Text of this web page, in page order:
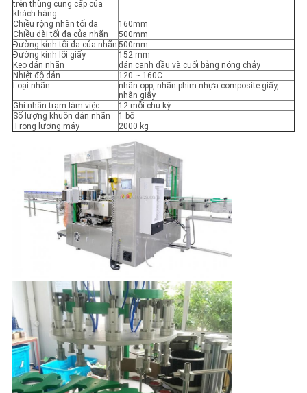
trên thùng cung cấp của
khách hàng
Chiều rộng nhãn tối đa
160mm
Chiều dài tối đa của nhãn
500mm
Đường kính tối đa của nhãn 500mm
Đường kính lõi giấy
152 mm
Keo dán nhãn
dán cạnh đầu và cuối bằng nóng chảy
Nhiệt độ dán
120 ~ 160C
Loại nhãn
nhãn opp, nhãn phim nhựa composite giấy,
nhãn giấy
Ghi nhãn trạm làm việc
12 mỗi chu kỳ
Số lượng khuôn dán nhãn
1 bộ
Trọng lượng máy
2000 kg